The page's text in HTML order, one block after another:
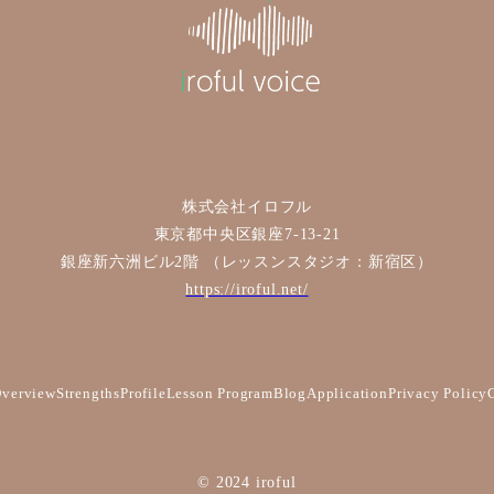
株式会社イロフル
東京都中央区銀座7-13-21
銀座新六洲ビル2階 （レッスンスタジオ：新宿区）
https://iroful.net/
StrengthsProfileLesson ProgramBlog ApplicationPrivacy Policy
© 2024 iroful